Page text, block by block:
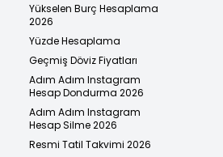
Yükselen Burç Hesaplama
2026
Yüzde Hesaplama
Geçmiş Döviz Fiyatları
Adım Adım Instagram
Hesap Dondurma 2026
Adım Adım Instagram
Hesap Silme 2026
Resmi Tatil Takvimi 2026